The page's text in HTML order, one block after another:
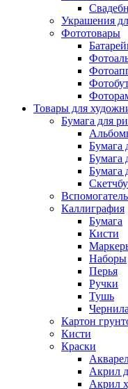
Украшения
Фототовары
Товары для
Бумага для
Бумага
Бумага
Бумага
Каллиграфия
Бумага
Кисти
Наборы
Перья
Ручки
Тушь
Чернила
Картон
Кисти
Краски
Акрил
Акрил